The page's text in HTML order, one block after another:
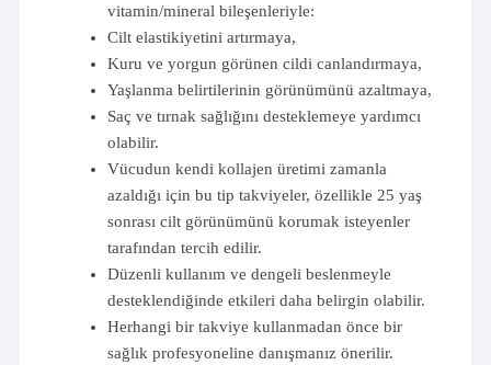
vitamin/mineral bileşenleriyle:
Cilt elastikiyetini artırmaya,
Kuru ve yorgun görünen cildi canlandırmaya,
Yaşlanma belirtilerinin görünümünü azaltmaya,
Saç ve tırnak sağlığını desteklemeye yardımcı
olabilir.
Vücudun kendi kollajen üretimi zamanla
azaldığı için bu tip takviyeler, özellikle 25 yaş
sonrası cilt görünümünü korumak isteyenler
tarafından tercih edilir.
Düzenli kullanım ve dengeli beslenmeyle
desteklendiğinde etkileri daha belirgin olabilir.
Herhangi bir takviye kullanmadan önce bir
sağlık profesyoneline danışmanız önerilir.